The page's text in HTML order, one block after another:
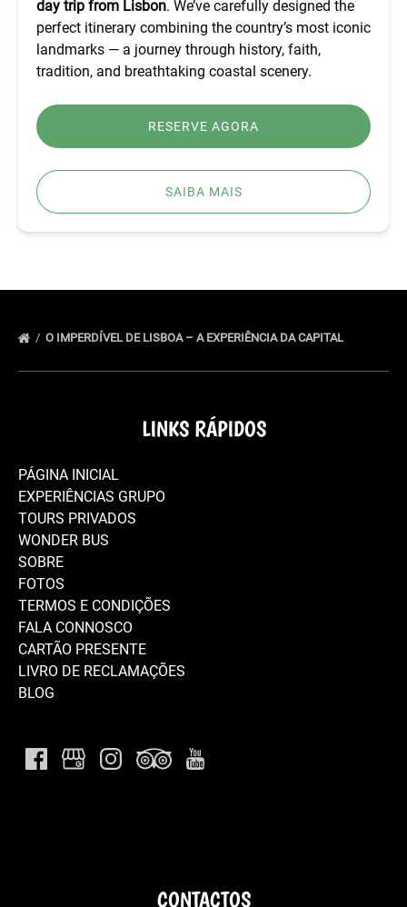
day trip from Lisbon. We’ve carefully designed the
perfect itinerary combining the country’s most iconic
landmarks — a journey through history, faith,
tradition, and breathtaking coastal scenery.
RESERVE AGORA
SAIBA MAIS
O IMPERDÍVEL DE LISBOA – A EXPERIÊNCIA DA CAPITAL
LINKS RÁPIDOS
PÁGINA INICIAL
EXPERIÊNCIAS GRUPO
TOURS PRIVADOS
WONDER BUS
SOBRE
FOTOS
TERMOS E CONDIÇÕES
FALA CONNOSCO
CARTÃO PRESENTE
LIVRO DE RECLAMAÇÕES
BLOG
CONTACTOS